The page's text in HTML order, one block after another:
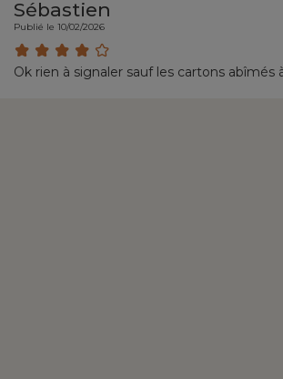
Sébastien
Publié le 10/02/2026
Ok rien à signaler sauf les cartons abîmés